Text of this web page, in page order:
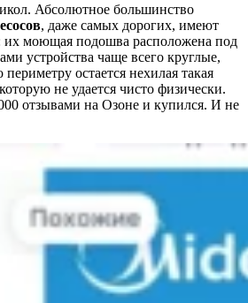
Абсолютное большинство
, даже самых дорогих, имеют
их моющая подошва расположена под
устройства чаще всего круглые,
остается нехилая такая
не удается чисто физически.
отзывами на Озоне и купился. И не